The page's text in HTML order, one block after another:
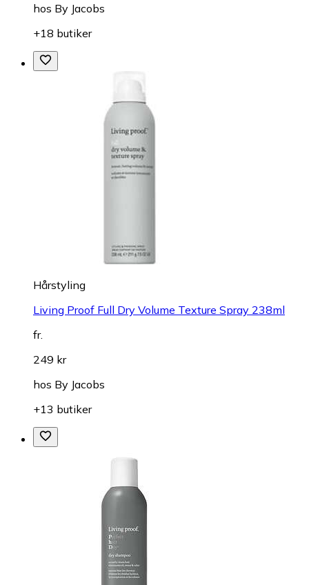
hos By Jacobs
+18 butiker
Hårstyling
Living Proof Full Dry Volume Texture Spray 238ml
fr.
249 kr
hos By Jacobs
+13 butiker